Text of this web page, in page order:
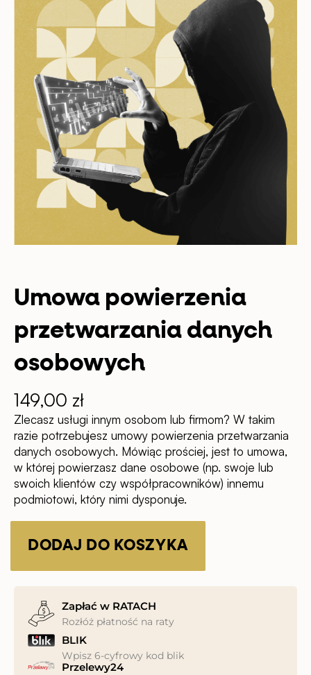
Umowa powierzenia
przetwarzania danych
osobowych
149,00 zł
Zlecasz usługi innym osobom lub firmom? W takim
razie potrzebujesz umowy powierzenia przetwarzania
danych osobowych. Mówiąc prościej, jest to umowa,
w której powierzasz dane osobowe (np. swoje lub
swoich klientów czy współpracowników) innemu
podmiotowi, który nimi dysponuje.
Umowa
przetwarzania
osobowych
DODAJ DO KOSZYKA
Zapłać w RATACH
Rozłóż płatność na raty
BLIK
Wpisz 6-cyfrowy kod blik
Przelewy24